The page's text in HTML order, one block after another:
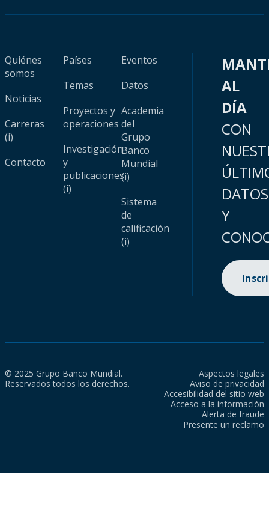
Quiénes
somos
Noticias
Carreras
(i)
Contacto
Países
Temas
Proyectos y
operaciones
Investigación
y
publicaciones
(i)
Eventos
Datos
Academia
del
Grupo
Banco
Mundial
(i)
Sistema
de
calificación
(i)
AL
DÍA
CON
DATOS
Y
© 2025 Grupo Banco Mundial.
Reservados todos los derechos.
Aspectos legales
Aviso de privacidad
Accesibilidad del sitio web
Acceso a la información
Alerta de fraude
Presente un reclamo